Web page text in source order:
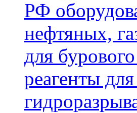
РФ
нефтяных,
для
реагенты